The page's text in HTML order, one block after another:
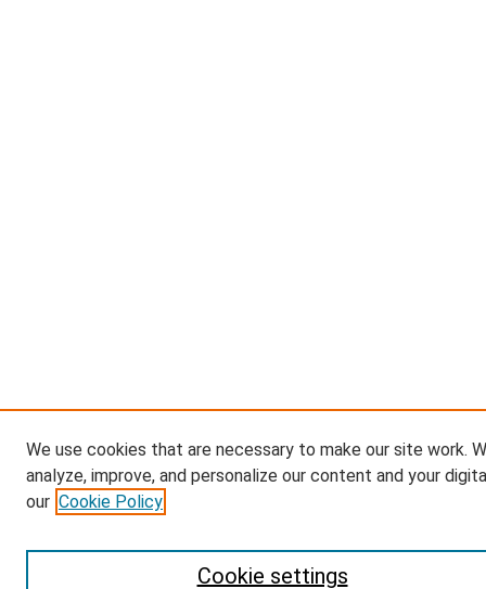
We use cookies that are necessary to make our site work.
analyze, improve, and personalize our content and your
our Cookie Policy
Cookie settings